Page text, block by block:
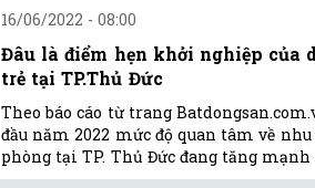
16/06/2022 - 08:00
Đâu là điểm hẹn khởi nghiệp của
trẻ tại TP.Thủ Đức
Theo báo cáo từ trang
đầu năm 2022 mức độ quan tâm về nhu
phòng tại TP. Thủ Đức đang tăng mạnh